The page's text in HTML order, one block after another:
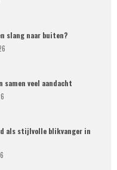
slang naar buiten?
samen veel aandacht
als stijlvolle blikvanger in